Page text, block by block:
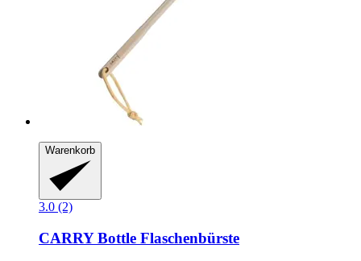
Warenkorb
3.0 (2)
CARRY Bottle Flaschenbürste